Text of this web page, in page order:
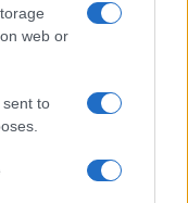
web or
to